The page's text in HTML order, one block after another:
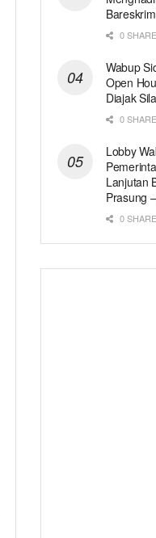
0
Wabup
Open
Diajak
0
Lobby
Lanjutan
Prasung
0